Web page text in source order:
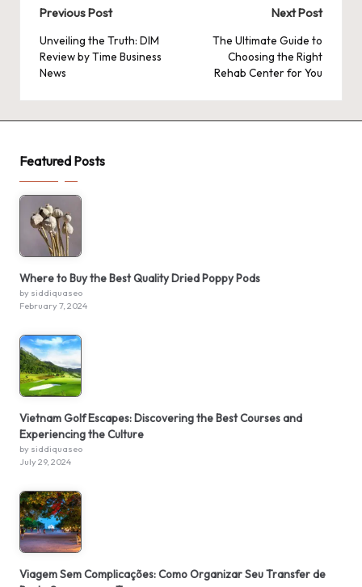
Post
navigation
Previous Post
Unveiling the Truth: DIM
Review by Time Business
News
Next Post
The Ultimate Guide to
Choosing the Right
Rehab Center for You
Featured Posts
Where to Buy the Best Quality Dried Poppy Pods
by siddiquaseo
February 7, 2024
Vietnam Golf Escapes: Discovering the Best Courses and
Experiencing the Culture
by siddiquaseo
July 29, 2024
Viagem Sem Complicações: Como Organizar Seu Transfer de